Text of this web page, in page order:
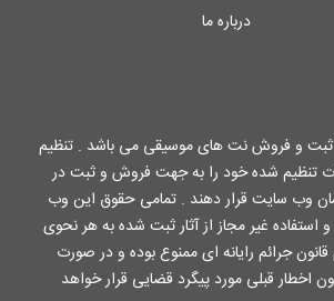
درباره ما
ثبت و فروش نت های موسیقی می باشد . تنظیم
تنظیم شده خود را به جهت فروش و ثبت در
وب سایت قرار دهند . تمامی حقوق این وب
غیر مجاز از آثار ثبت شده به هر نحوی
سوم قانون جرائم رایانه ای ممنوع بوده و در صورت
اخطار قبلی مورد پیگرد قضایی قرار خواهد